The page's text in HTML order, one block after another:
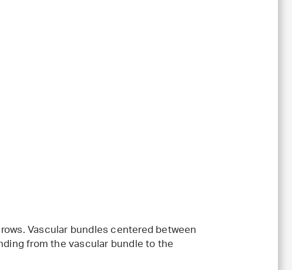
Vascular bundles centered between
from the vascular bundle to the